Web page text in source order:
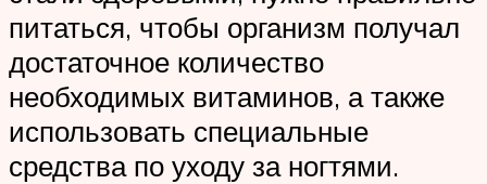
питаться, чтобы организм получал
достаточное количество
необходимых витаминов, а также
использовать специальные
средства по уходу за ногтями.